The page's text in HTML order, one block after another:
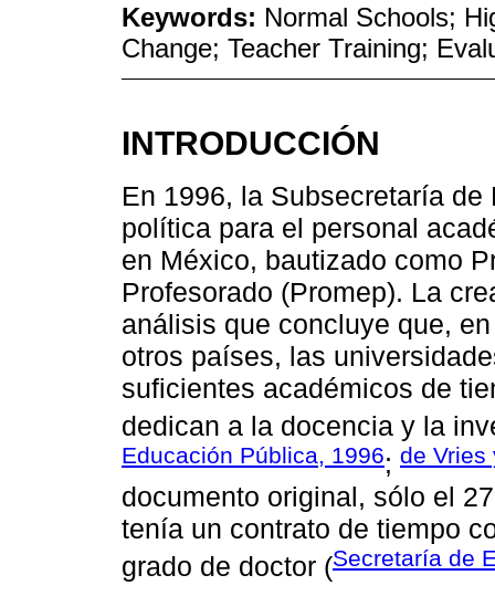
Keywords: Normal Schools;
Change; Teacher Training;
INTRODUCCIÓN
En 1996, la Subsecretaría
política para el personal
en México, bautizado como
Profesorado (Promep). La
análisis que concluye que,
otros países, las
suficientes académicos de
dedican a la docencia y la
Educación Pública, 1996; de Vries
documento original, sólo el
tenía un contrato de tiempo
grado de doctor (Secretaría de